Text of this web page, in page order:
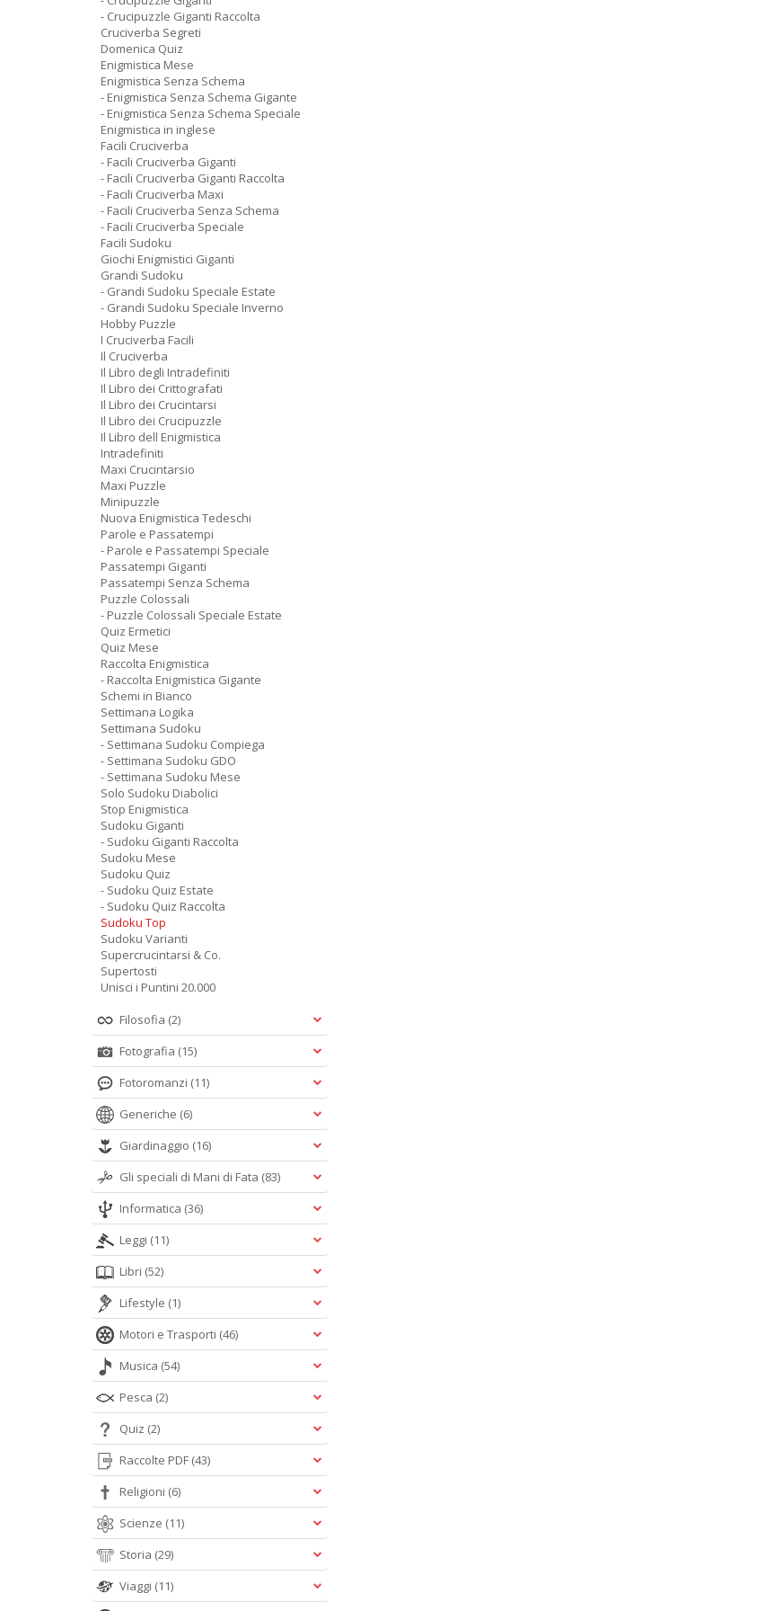
- Crucipuzzle Giganti Raccolta
Cruciverba Segreti
Domenica Quiz
Enigmistica Mese
Enigmistica Senza Schema
- Enigmistica Senza Schema Gigante
- Enigmistica Senza Schema Speciale
Enigmistica in inglese
Facili Cruciverba
- Facili Cruciverba Giganti
- Facili Cruciverba Giganti Raccolta
- Facili Cruciverba Maxi
- Facili Cruciverba Senza Schema
- Facili Cruciverba Speciale
Facili Sudoku
Giochi Enigmistici Giganti
Grandi Sudoku
- Grandi Sudoku Speciale Estate
- Grandi Sudoku Speciale Inverno
Hobby Puzzle
I Cruciverba Facili
Il Cruciverba
Il Libro degli Intradefiniti
Il Libro dei Crittografati
Il Libro dei Crucintarsi
Il Libro dei Crucipuzzle
Il Libro dell Enigmistica
Intradefiniti
Maxi Crucintarsio
Maxi Puzzle
Minipuzzle
Nuova Enigmistica Tedeschi
Parole e Passatempi
- Parole e Passatempi Speciale
Passatempi Giganti
Passatempi Senza Schema
Puzzle Colossali
- Puzzle Colossali Speciale Estate
Quiz Ermetici
Quiz Mese
Raccolta Enigmistica
- Raccolta Enigmistica Gigante
Schemi in Bianco
Settimana Logika
Settimana Sudoku
- Settimana Sudoku Compiega
- Settimana Sudoku GDO
- Settimana Sudoku Mese
Solo Sudoku Diabolici
Stop Enigmistica
Sudoku Giganti
- Sudoku Giganti Raccolta
Sudoku Mese
Sudoku Quiz
- Sudoku Quiz Estate
- Sudoku Quiz Raccolta
Sudoku Top
Sudoku Varianti
Supercrucintarsi & Co.
Supertosti
Unisci i Puntini 20.000
Filosofia (2)
Fotografia (15)
Fotoromanzi (11)
Generiche (6)
Giardinaggio (16)
Gli speciali di Mani di Fata (83)
Informatica (36)
Leggi (11)
Libri (52)
Lifestyle (1)
Motori e Trasporti (46)
Musica (54)
Pesca (2)
Quiz (2)
Raccolte PDF (43)
Religioni (6)
Scienze (11)
Storia (29)
Viaggi (11)